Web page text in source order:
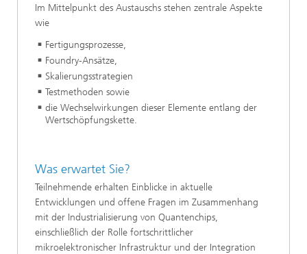
Im Mittelpunkt des Austauschs stehen zentrale Aspekte
wie
Fertigungsprozesse,
Foundry-Ansätze,
Skalierungsstrategien
Testmethoden sowie
die Wechselwirkungen dieser Elemente entlang der
Wertschöpfungskette.
Was erwartet Sie?
Teilnehmende erhalten Einblicke in aktuelle
Entwicklungen und offene Fragen im Zusammenhang
mit der Industrialisierung von Quantenchips,
einschließlich der Rolle fortschrittlicher
mikroelektronischer Infrastruktur und der Integration